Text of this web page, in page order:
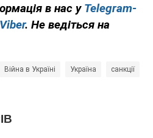
в нас у Telegram-
Viber. Не ведіться на
Війна в Україні Україна санкції